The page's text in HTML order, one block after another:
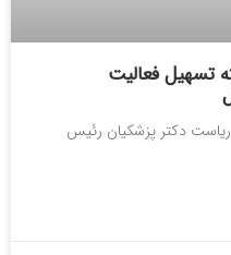
تسهیل فعالیت
دکتر پزشکیان رئیس